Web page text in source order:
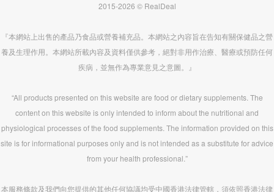
2015-2026 © RealDeal
『本網站上出售的產品乃食品或營養補充品。本網站之內容旨在告知有關保健品之營
養及生理作用。本網站所載內容及資料僅供參考，絕對非用作治療、醫療或預防任何
疾病，並無作為專業意見之意圖。』
“All products presented on this website are food or dietary supplements. The
content on this website is only intended to inform about the nutritional and
physiological processes of the food supplements. The information provided on this
site is for informational purposes only and is not intended as a substitute for advice
from your health professional.”
本服務條款及我們向您提供的其他任何協議均受中國香港法律管轄，須依照香港法律